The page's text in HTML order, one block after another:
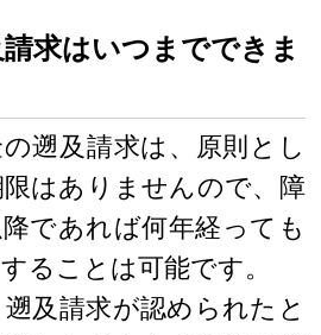
求はいつまでできま
遡及請求は、原則とし
はありませんので、障
であれば何年経っても
ることは可能です。
及請求が認められたと